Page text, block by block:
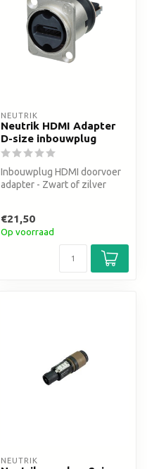
NEUTRIK
Neutrik HDMI Adapter
D-size inbouwplug
Inbouwplug HDMI doorvoer
adapter - Zwart of zilver
€21,50
Op voorraad
NEUTRIK